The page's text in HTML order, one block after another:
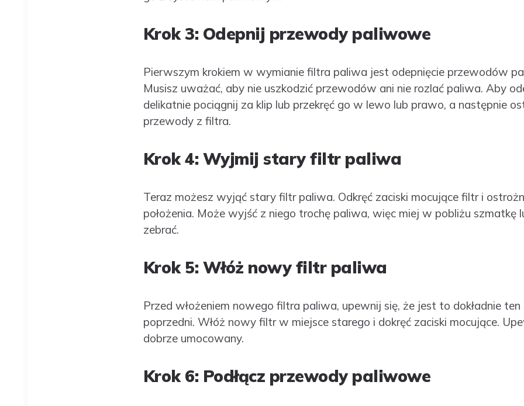
Krok 3: Odepnij przewody paliwowe
Pierwszym krokiem w wymianie filtra paliwa jest odepnięcie przewodów
Musisz uważać, aby nie uszkodzić przewodów ani nie rozlać paliwa. Aby
delikatnie pociągnij za klip lub przekręć go w lewo lub prawo, a następnie
przewody z filtra.
Krok 4: Wyjmij stary filtr paliwa
Teraz możesz wyjąć stary filtr paliwa. Odkręć zaciski mocujące filtr i
położenia. Może wyjść z niego trochę paliwa, więc miej w pobliżu szmatkę
zebrać.
Krok 5: Włóż nowy filtr paliwa
Przed włożeniem nowego filtra paliwa, upewnij się, że jest to dokładnie ten
poprzedni. Włóż nowy filtr w miejsce starego i dokręć zaciski mocujące.
dobrze umocowany.
Krok 6: Podłącz przewody paliwowe